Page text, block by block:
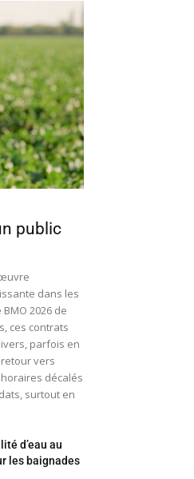
public
dans les
2026 de
ces contrats
parfois en
retour vers
horaires décalés
surtout en
d’eau au
les baignades